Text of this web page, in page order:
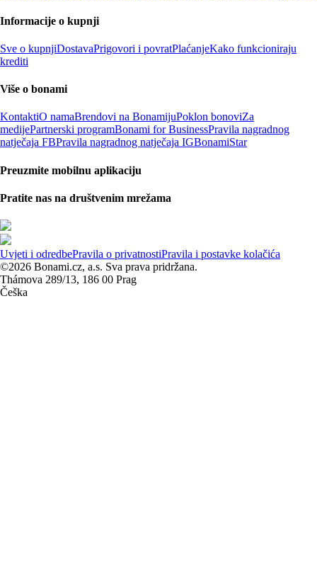
Informacije o kupnji
Sve o kupnjiDostavaPrigovori i povratPlaćanjeKako funkcioniraju
krediti
Više o bonami
KontaktiO namaBrendovi na BonamijuPoklon bonoviZa
medijePartnerski programBonami for BusinessPravila nagradnog
natječaja FBPravila nagradnog natječaja IGBonamiStar
Preuzmite mobilnu aplikaciju
Pratite nas na društvenim mrežama
Uvjeti i odredbePravila o privatnostiPravila i postavke kolačića
©2026 Bonami.cz, a.s. Sva prava pridržana.
Thámova 289/13, 186 00 Prag
Češka